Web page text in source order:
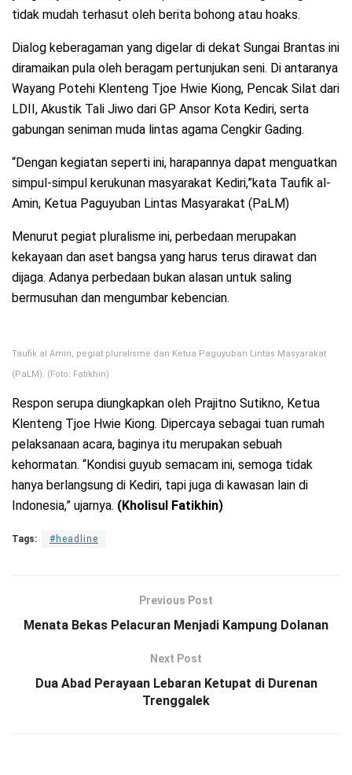
tidak mudah terhasut oleh berita bohong atau hoaks.
Dialog keberagaman yang digelar di dekat Sungai Brantas ini
diramaikan pula oleh beragam pertunjukan seni. Di antaranya
Wayang Potehi Klenteng Tjoe Hwie Kiong, Pencak Silat dari
LDII, Akustik Tali Jiwo dari GP Ansor Kota Kediri, serta
gabungan seniman muda lintas agama Cengkir Gading.
“Dengan kegiatan seperti ini, harapannya dapat menguatkan
simpul-simpul kerukunan masyarakat Kediri,”kata Taufik al-
Amin, Ketua Paguyuban Lintas Masyarakat (PaLM)
Menurut pegiat pluralisme ini, perbedaan merupakan
kekayaan dan aset bangsa yang harus terus dirawat dan
dijaga. Adanya perbedaan bukan alasan untuk saling
bermusuhan dan mengumbar kebencian.
Taufik al Amin, pegiat pluralisme dan Ketua Paguyuban Lintas Masyarakat
(PaLM). (Foto: Fatikhin)
Respon serupa diungkapkan oleh Prajitno Sutikno, Ketua
Klenteng Tjoe Hwie Kiong. Dipercaya sebagai tuan rumah
pelaksanaan acara, baginya itu merupakan sebuah
kehormatan. “Kondisi guyub semacam ini, semoga tidak
hanya berlangsung di Kediri, tapi juga di kawasan lain di
Indonesia,” ujarnya. (Kholisul Fatikhin)
Tags: #headline
Previous Post
Menata Bekas Pelacuran Menjadi Kampung Dolanan
Next Post
Dua Abad Perayaan Lebaran Ketupat di Durenan
Trenggalek